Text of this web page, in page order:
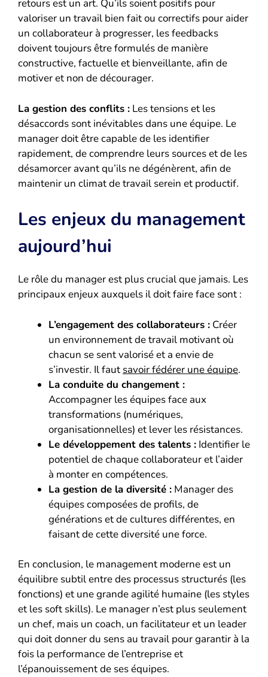
retours est un art. Qu’ils soient positifs pour
valoriser un travail bien fait ou correctifs pour aider
un collaborateur à progresser, les feedbacks
doivent toujours être formulés de manière
constructive, factuelle et bienveillante, afin de
motiver et non de décourager.
La gestion des conflits : Les tensions et les
désaccords sont inévitables dans une équipe. Le
manager doit être capable de les identifier
rapidement, de comprendre leurs sources et de les
désamorcer avant qu’ils ne dégénèrent, afin de
maintenir un climat de travail serein et productif.
Les enjeux du management
aujourd’hui
Le rôle du manager est plus crucial que jamais. Les
principaux enjeux auxquels il doit faire face sont :
L’engagement des collaborateurs : Créer
un environnement de travail motivant où
chacun se sent valorisé et a envie de
s’investir. Il faut savoir fédérer une équipe.
La conduite du changement :
Accompagner les équipes face aux
transformations (numériques,
organisationnelles) et lever les résistances.
Le développement des talents : Identifier le
potentiel de chaque collaborateur et l’aider
à monter en compétences.
La gestion de la diversité : Manager des
équipes composées de profils, de
générations et de cultures différentes, en
faisant de cette diversité une force.
En conclusion, le management moderne est un
équilibre subtil entre des processus structurés (les
fonctions) et une grande agilité humaine (les styles
et les soft skills). Le manager n’est plus seulement
un chef, mais un coach, un facilitateur et un leader
qui doit donner du sens au travail pour garantir à la
fois la performance de l’entreprise et
l’épanouissement de ses équipes.